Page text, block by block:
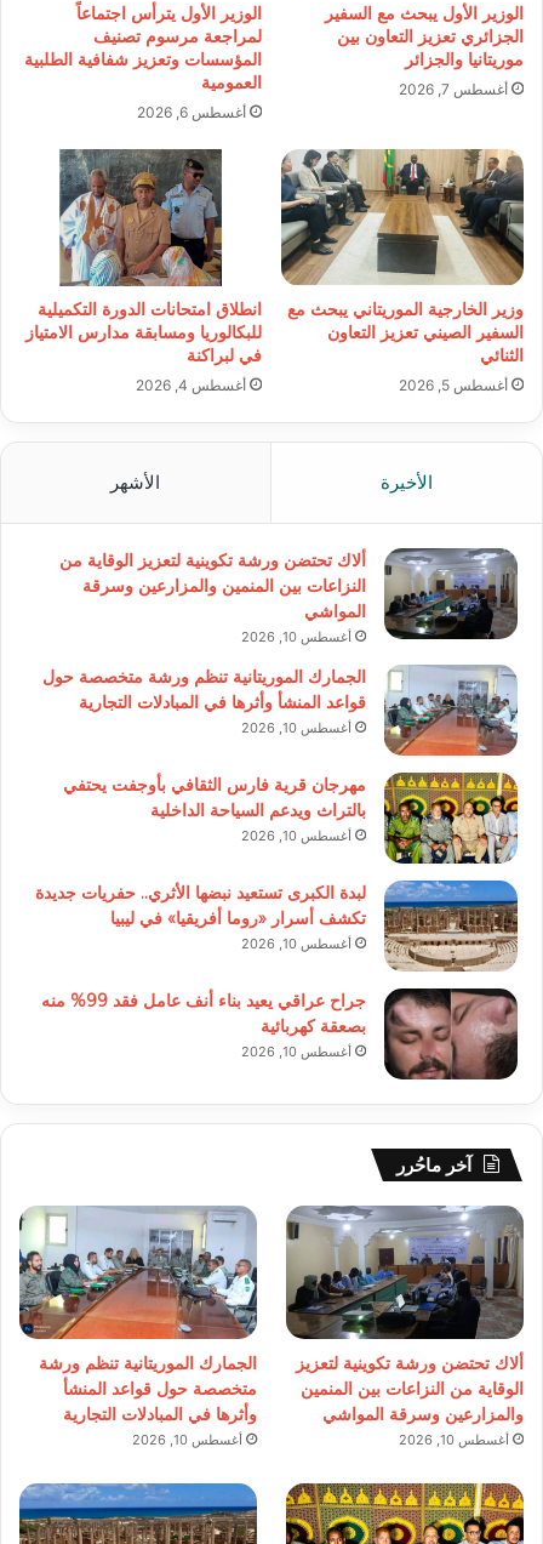
الوزير الأول يبحث مع السفير
الجزائري تعزيز التعاون بين
موريتانيا والجزائر
أغسطس 7, 2026
الوزير الأول يترأس اجتماعاً
لمراجعة مرسوم تصنيف
المؤسسات وتعزيز شفافية الطلبية
العمومية
أغسطس 6, 2026
وزير الخارجية الموريتاني يبحث مع
السفير الصيني تعزيز التعاون
الثنائي
أغسطس 5, 2026
انطلاق امتحانات الدورة التكميلية
للبكالوريا ومسابقة مدارس الامتياز
في لبراكنة
أغسطس 4, 2026
الأخيرة الأشهر
ألاك تحتضن ورشة تكوينية لتعزيز الوقاية من
النزاعات بين المنمين والمزارعين وسرقة
المواشي
أغسطس 10, 2026
الجمارك الموريتانية تنظم ورشة متخصصة حول
قواعد المنشأ وأثرها في المبادلات التجارية
أغسطس 10, 2026
مهرجان قرية فارس الثقافي بأوجفت يحتفي
بالتراث ويدعم السياحة الداخلية
أغسطس 10, 2026
لبدة الكبرى تستعيد نبضها الأثري.. حفريات جديدة
تكشف أسرار «روما أفريقيا» في ليبيا
أغسطس 10, 2026
جراح عراقي يعيد بناء أنف عامل فقد 99% منه
بصعقة كهربائية
أغسطس 10, 2026
آخر ماحُرر
ألاك تحتضن ورشة تكوينية لتعزيز
الوقاية من النزاعات بين المنمين
والمزارعين وسرقة المواشي
أغسطس 10, 2026
الجمارك الموريتانية تنظم ورشة
متخصصة حول قواعد المنشأ
وأثرها في المبادلات التجارية
أغسطس 10, 2026